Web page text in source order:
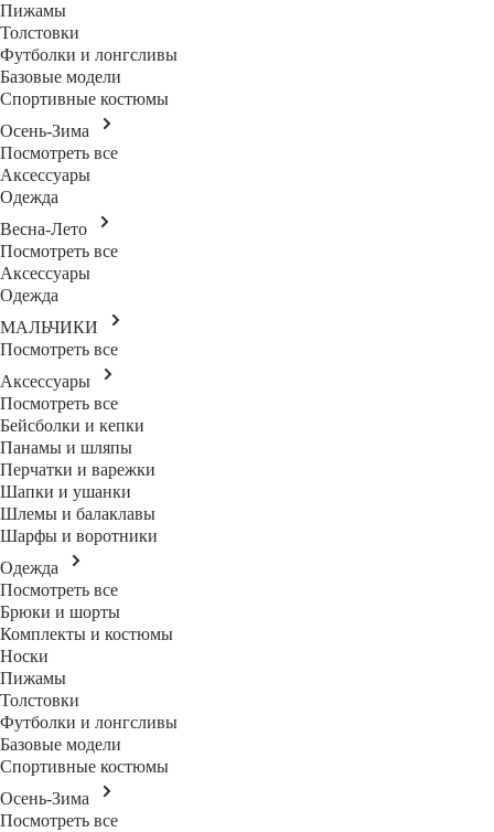
Пижамы
Толстовки
Футболки и лонгсливы
Базовые модели
Спортивные костюмы
Осень-Зима
Посмотреть все
Аксессуары
Одежда
Весна-Лето
Посмотреть все
Аксессуары
Одежда
МАЛЬЧИКИ
Посмотреть все
Аксессуары
Посмотреть все
Бейсболки и кепки
Панамы и шляпы
Перчатки и варежки
Шапки и ушанки
Шлемы и балаклавы
Шарфы и воротники
Одежда
Посмотреть все
Брюки и шорты
Комплекты и костюмы
Носки
Пижамы
Толстовки
Футболки и лонгсливы
Базовые модели
Спортивные костюмы
Осень-Зима
Посмотреть все